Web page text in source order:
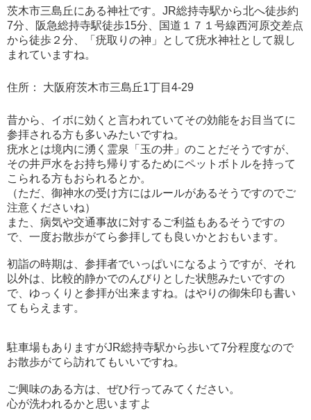
ている由緒正しい神社になります。
茨木市三島丘にある神社です。JR総持寺駅から北へ徒歩約
7分、阪急総持寺駅徒歩15分、国道１７１号線西河原交差点
から徒歩２分、「疣取りの神」として疣水神社として親し
まれていますね。
住所： 大阪府茨木市三島丘1丁目4-29
昔から、イボに効くと言われていてその効能をお目当てに
参拝される方も多いみたいですね。
疣水とは境内に湧く霊泉「玉の井」のことだそうですが、
その井戸水をお持ち帰りするためにペットボトルを持って
こられる方もおられるとか。
（ただ、御神水の受け方にはルールがあるそうですのでご
注意くださいね）
また、病気や交通事故に対するご利益もあるそうですの
で、一度お散歩がてら参拝しても良いかとおもいます。
初詣の時期は、参拝者でいっぱいになるようですが、それ
以外は、比較的静かでのんびりとした状態みたいですの
で、ゆっくりと参拝が出来ますね。はやりの御朱印も書い
てもらえます。
駐車場もありますがJR総持寺駅から歩いて7分程度なので
お散歩がてら訪れてもいいですね。
ご興味のある方は、ぜひ行ってみてください。
心が洗われるかと思いますよ